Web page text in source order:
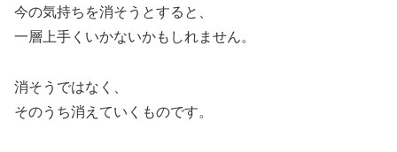
今の気持ちを消そうとすると、
一層上手くいかないかもしれません。
消そうではなく、
そのうち消えていくものです。